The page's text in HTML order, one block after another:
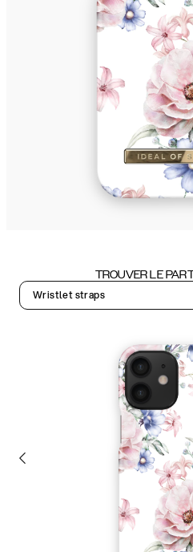
TROUVER LE
Wristlet straps